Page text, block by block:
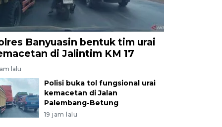
Banyuasin bentuk tim urai
di Jalintim KM 17
lalu
Polisi buka tol fungsional urai
kemacetan di Jalan
Palembang-Betung
19 jam lalu